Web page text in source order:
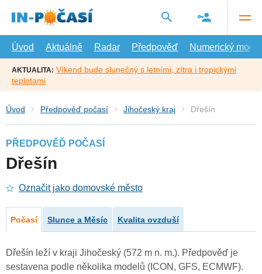
hlavní
Úvod
Aktuálně Radar Předpověď Numerický model
AKTUALITA: Víkend bude slunečný s letními, zítra i tropickými
teplotami
Úvod Předpověď počasí Jihočeský kraj Dřešín
PŘEDPOVĚĎ POČASÍ
Dřešín
Označit jako domovské město
Počasí Slunce a Měsíc Kvalita ovzduší
Dřešín leží v kraji Jihočeský (572 m n. m.). Předpověď je
sestavena podle několika modelů (ICON, GFS, ECMWF).